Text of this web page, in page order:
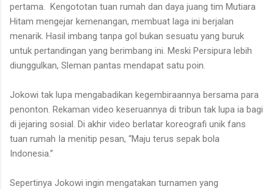
pertama.
Kengototan tuan rumah dan daya juang tim Mutiara
Hitam mengejar kemenangan, membuat laga ini berjalan
menarik. Hasil imbang tanpa gol bukan sesuatu yang buruk
untuk pertandingan yang berimbang ini. Meski Persipura lebih
diunggulkan, Sleman pantas mendapat satu poin.
Jokowi tak lupa mengabadikan kegembiraannya bersama para
penonton. Rekaman video keseruannya di tribun tak lupa ia bagi
di jejaring sosial. Di akhir video berlatar koreografi unik fans
tuan rumah Ia menitip pesan, “Maju terus sepak bola
Indonesia.”
Sepertinya Jokowi ingin mengatakan turnamen yang